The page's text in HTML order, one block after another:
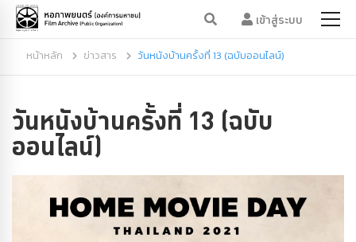
เข้าสู่ระบบ
หน้าหลัก ข่าวสาร วันหนังบ้านครั้งที่ 13 (ฉบับออนไลน์)
วันหนังบ้านครั้งที่ 13 (ฉบับ
ออนไลน์)